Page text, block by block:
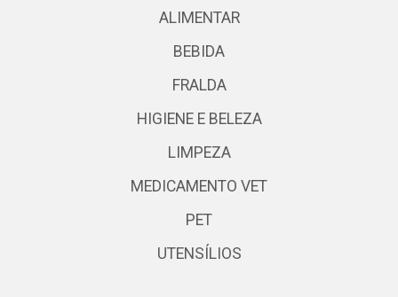
ALIMENTAR
BEBIDA
FRALDA
HIGIENE E BELEZA
LIMPEZA
MEDICAMENTO VET
PET
UTENSÍLIOS